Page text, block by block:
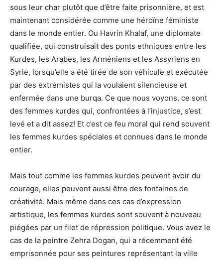
sous leur char plutôt que d’être faite prisonnière, et est
maintenant considérée comme une héroïne féministe
dans le monde entier. Ou Havrin Khalaf, une diplomate
qualifiée, qui construisait des ponts ethniques entre les
Kurdes, les Arabes, les Arméniens et les Assyriens en
Syrie, lorsqu’elle a été tirée de son véhicule et exécutée
par des extrémistes qui la voulaient silencieuse et
enfermée dans une burqa. Ce que nous voyons, ce sont
des femmes kurdes qui, confrontées à l’injustice, s’est
levé et a dit assez! Et c’est ce feu moral qui rend souvent
les femmes kurdes spéciales et connues dans le monde
entier.
Mais tout comme les femmes kurdes peuvent avoir du
courage, elles peuvent aussi être des fontaines de
créativité. Mais même dans ces cas d’expression
artistique, les femmes kurdes sont souvent à nouveau
piégées par un filet de répression politique. Vous avez le
cas de la peintre Zehra Dogan, qui a récemment été
emprisonnée pour ses peintures représentant la ville